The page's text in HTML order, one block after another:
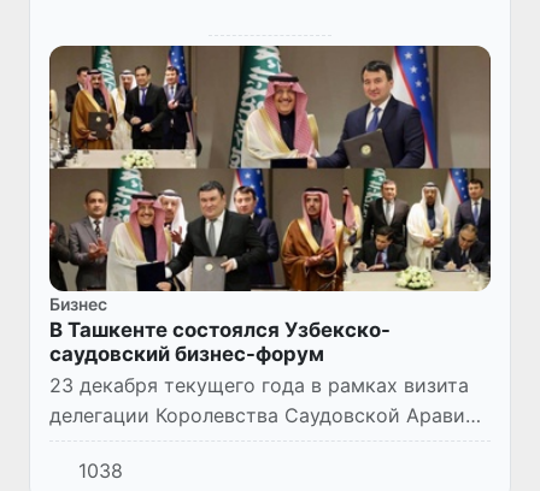
Бизнес
В Ташкенте состоялся Узбекско-
саудовский бизнес-форум
23 декабря текущего года в рамках визита
делегации Королевства Саудовской Аравии
в Республику Узбекистан в гостинице «Hilton
Tashkent City» состоялся Узбекско-
1038